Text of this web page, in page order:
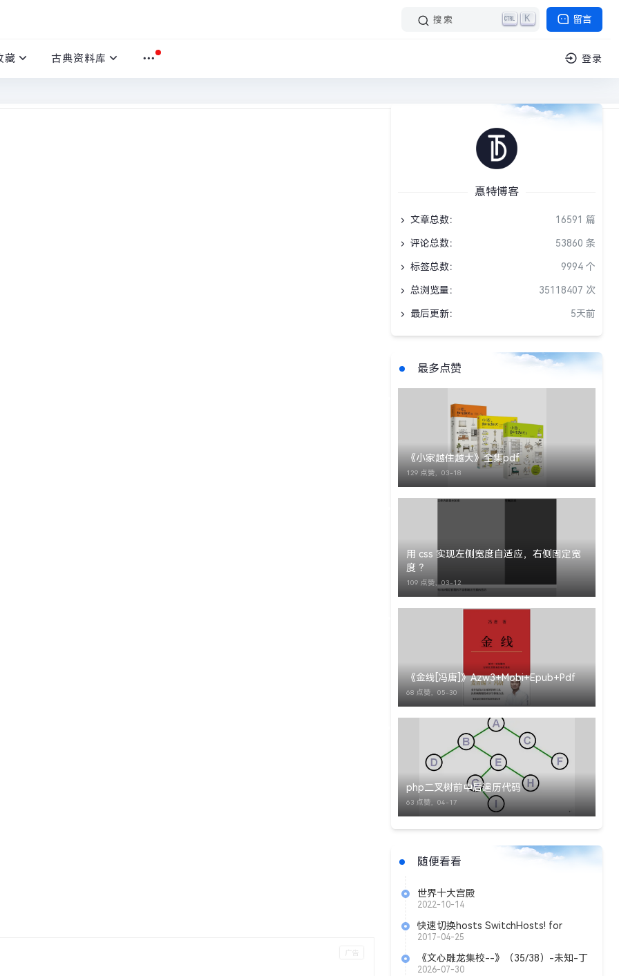
留言
搜索 K
藏 古典资料库 登录
的观测值个数，然后把结果放在一个表里展示出来。这个表就是混淆矩阵。
度中最基本，最直观，计算最简单的方法。
的合法权益，请联系本站我们会及时删除。
自行鉴别，做一个有主见和判断力的用户。
，否则产生的一切后果将由下载用户自行承担。
惪特博客
文章总数： 16591 篇
评论总数： 53860 条
标签总数： 9994 个
总浏览量： 35118407 次
最后更新： 5天前
最多点赞
《小家越住越大》全集pdf
129 点赞， 03-18
用 css 实现左侧宽度自适应，右侧固定宽
度 ？
109 点赞， 03-12
《金线[冯唐]》Azw3+Mobi+Epub+Pdf
68 点赞， 05-30
php二叉树前中后遍历代码
63 点赞， 04-17
随便看看
世界十大宫殿
2022-10-14
快速切换hosts SwitchHosts! for
windows
2017-04-25
《文心雕龙集校--》（35/38）-未知-丁
甘仁
2026-07-30